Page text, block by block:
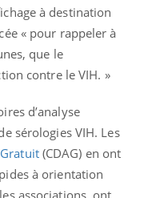
à destination
« pour rappeler à
que le
contre le VIH. »
d’analyse
sérologies VIH. Les
(CDAG) en ont
à orientation
associations, ont